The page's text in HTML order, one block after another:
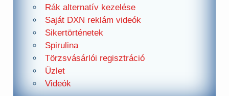
Rák alternatív kezelése
Saját DXN reklám videók
Sikertörténetek
Spirulina
Törzsvásárlói regisztráció
Üzlet
Videók